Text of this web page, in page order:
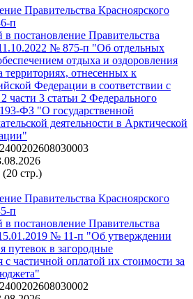
Правительства Красноярского
п
постановление Правительства
№ 875-п "Об отдельных
отдыха и оздоровления
отнесенных к
Федерации в соответствии с
части 3 статьи 2 Федерального
ФЗ "О государственной
деятельности в Арктической
2400202608030003
(20 стр.)
Правительства Красноярского
п
постановление Правительства
№ 11-п "Об утверждении
путевок в загородные
с частичной оплатой их стоимости за
2400202608030002